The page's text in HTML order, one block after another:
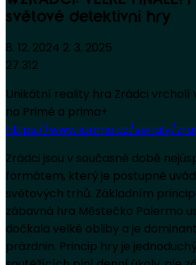
světové detektivní hry
8. 12. 2024 2. 3. 2025
27 312
Unikátní reality hra Zrádci vrcholí v
na Primě a prima+
https://www.iprima.cz/serialy/
Zrádci jsou v současné době
formátem, který je postupně
světových trhů. Základním
zábavná hra Městečko Palermo
dočkala velké obliby a je
prázdnin. Princip hry je